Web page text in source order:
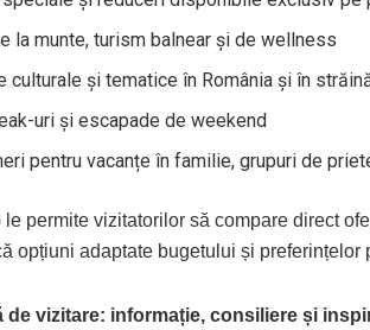
la munte, turism balnear și de wellness
culturale și tematice în România și în
uri și escapade de weekend
pentru vacanțe în familie, grupuri de
le permite vizitatorilor să compare direct
opțiuni adaptate bugetului și preferințelor
de vizitare: informație, consiliere și